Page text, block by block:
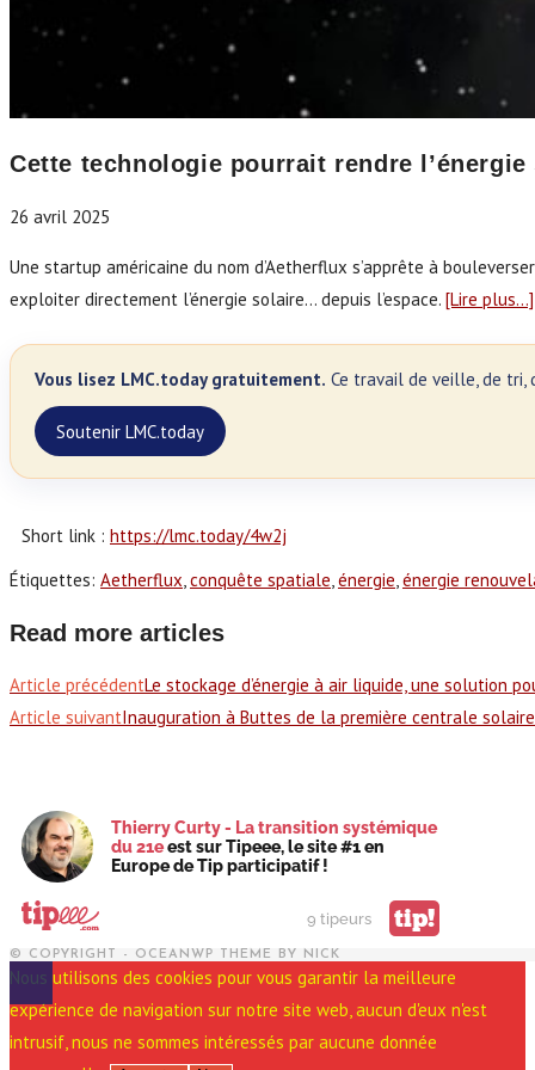
Cette technologie pourrait rendre
26 avril 2025
Une startup américaine du nom d’Aetherflux s’apprête à
exploiter directement l’énergie solaire… depuis l’espace. [Lire plus…]
Vous lisez LMC.today gratuitement. Ce travail de veille, de tri,
Soutenir LMC.today
Short link : https://lmc.today/4w2j
Étiquettes: Aetherflux, conquête spatiale, énergie, énergie
Read more articles
Article précédentLe stockage d’énergie à air liquide, une solution
Article suivantInauguration à Buttes de la première centrale
Thierry Curty - La transition systémique
du 21eest sur Tipeee, le site #1 en
Europe de Tip participatif !
9 tipeurs tip!
© COPYRIGHT - OCEANWP THEME BY NICK
Nous utilisons des cookies pour vous garantir la meilleure
expérience de navigation sur notre site web, aucun d'eux n'est
intrusif, nous ne sommes intéressés par aucune donnée